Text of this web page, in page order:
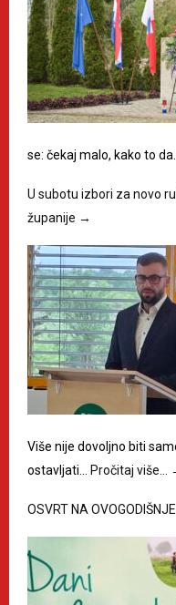
se: čekaj malo, kako to
U subotu izbori za novo
županije →
Više nije dovoljno biti
ostavljati… Pročitaj više…
OSVRT NA